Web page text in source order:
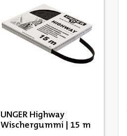
UNGER Highway
Wischergummi | 15 m